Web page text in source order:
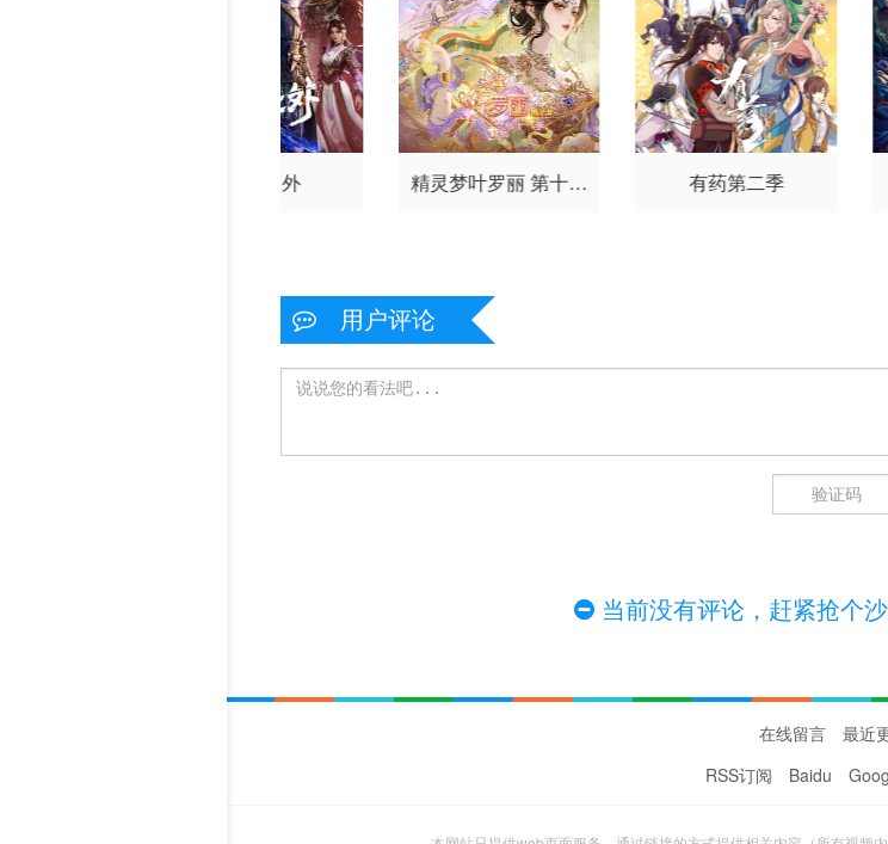
光阴之外
精灵梦叶罗丽 第十一
有药第二季
用户评论
当前没有评论，赶紧抢个沙
在线留言 最近
RSS订阅
Baidu